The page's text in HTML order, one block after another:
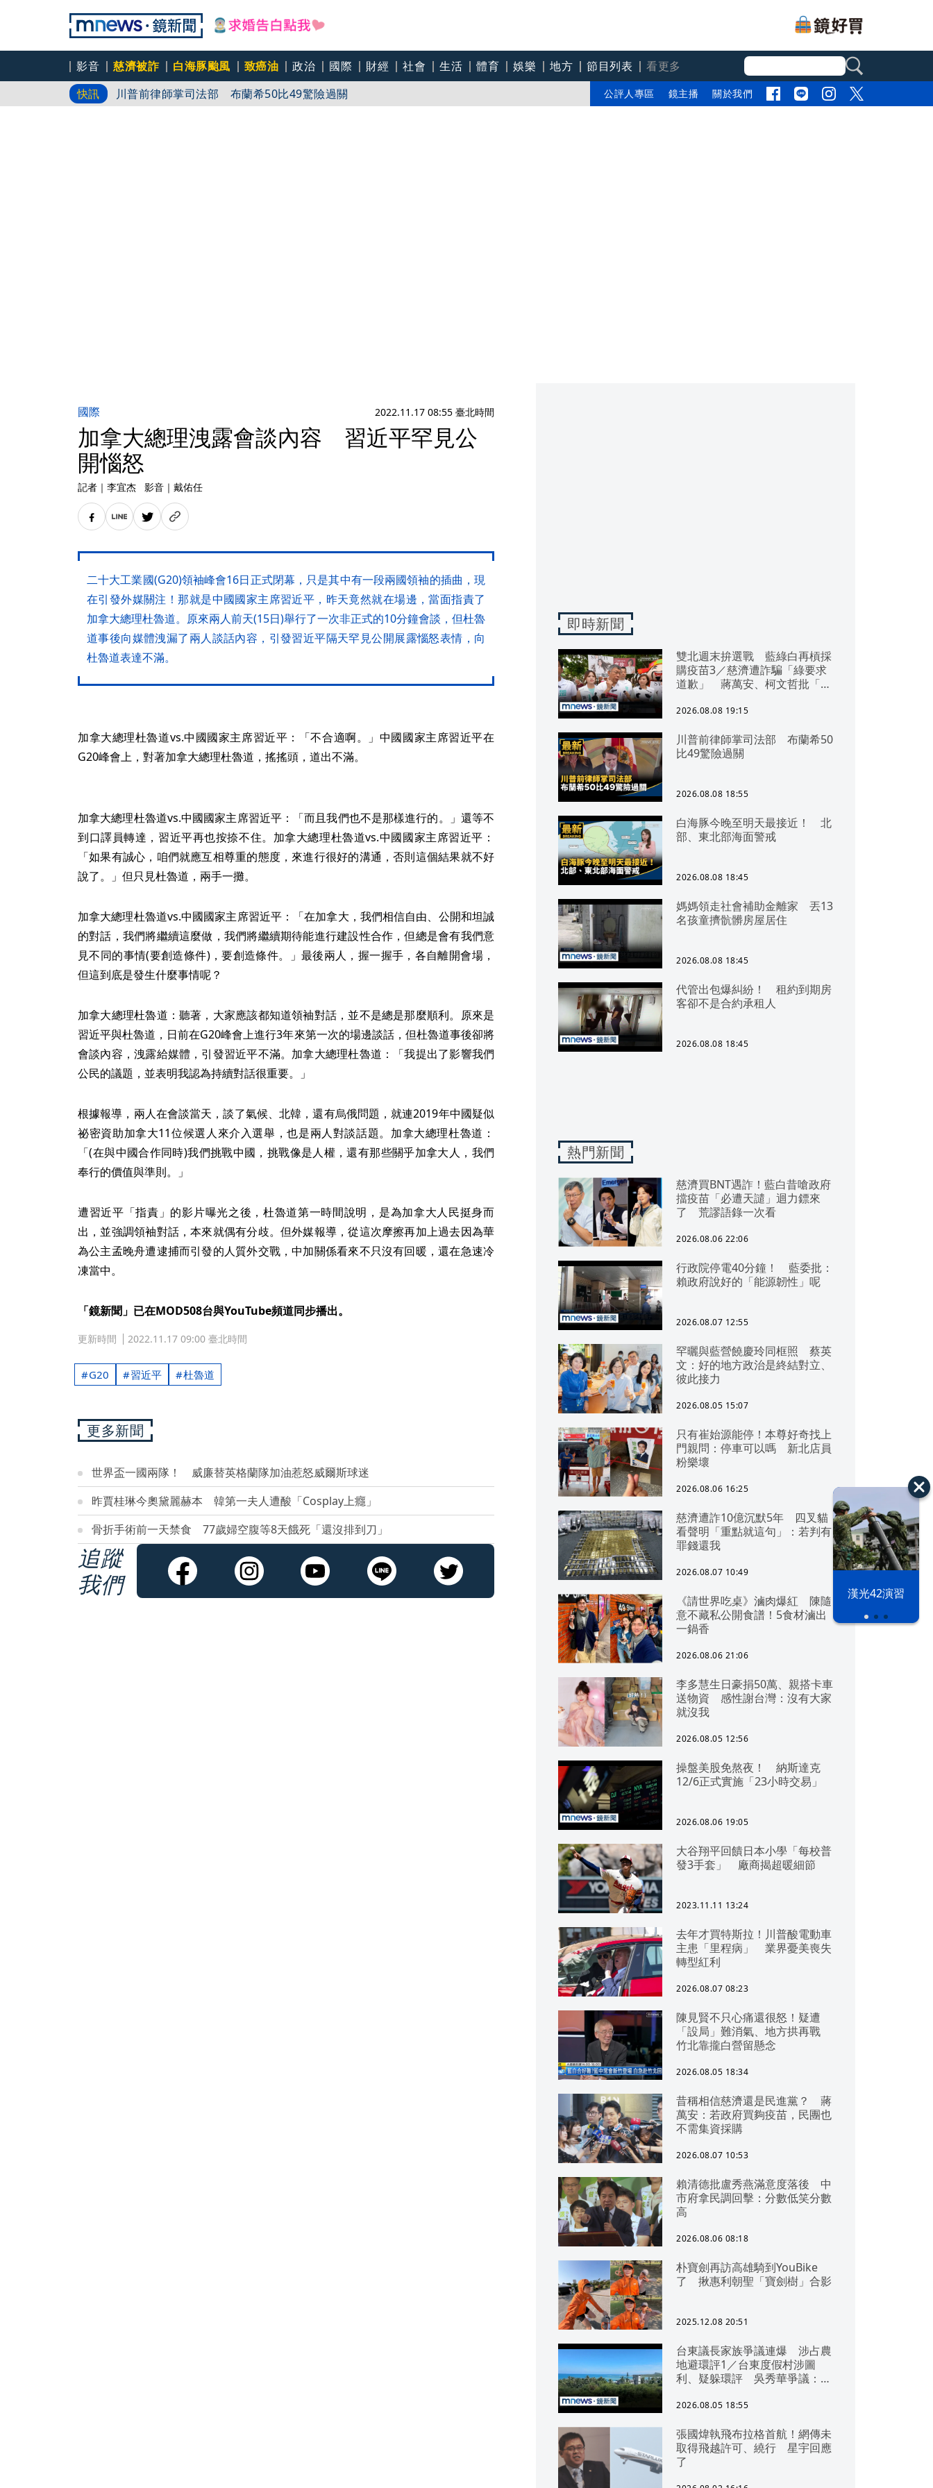
影音 慈濟被詐 白海豚颱風 致癌油 政治 國際 財經 社會 生活 體育 娛樂 地方 節目列表
看更多
快訊
雙北週末拚選戰 藍綠白再槓採購疫苗3／慈濟遭詐騙「綠要求道歉」 蔣萬安、柯文哲批
「擋疫苗」
川普前律師掌司法部 布蘭希50比49驚險過關
公評人專區 鏡主播 關於我們
漢光42演習
國際 2022.11.17 08:55 臺北時間
加拿大總理洩露會談內容 習近平罕見公
開惱怒
記者 ｜ 李宜杰 影音 ｜ 戴佑任
二十大工業國(G20)領袖峰會16日正式閉幕，只是其中有一段兩國領袖的插曲，現
在引發外媒關注！那就是中國國家主席習近平，昨天竟然就在場邊，當面指責了
加拿大總理杜魯道。原來兩人前天(15日)舉行了一次非正式的10分鐘會談，但杜魯
道事後向媒體洩漏了兩人談話內容，引發習近平隔天罕見公開展露惱怒表情，向
杜魯道表達不滿。
加拿大總理杜魯道vs.中國國家主席習近平：「不合適啊。」中國國家主席習近平在
G20峰會上，對著加拿大總理杜魯道，搖搖頭，道出不滿。
加拿大總理杜魯道vs.中國國家主席習近平：「而且我們也不是那樣進行的。」還等不
到口譯員轉達，習近平再也按捺不住。加拿大總理杜魯道vs.中國國家主席習近平：
「如果有誠心，咱們就應互相尊重的態度，來進行很好的溝通，否則這個結果就不好
說了。」但只見杜魯道，兩手一攤。
加拿大總理杜魯道vs.中國國家主席習近平：「在加拿大，我們相信自由、公開和坦誠
的對話，我們將繼續這麼做，我們將繼續期待能進行建設性合作，但總是會有我們意
見不同的事情(要創造條件)，要創造條件。」最後兩人，握一握手，各自離開會場，
但這到底是發生什麼事情呢？
加拿大總理杜魯道：聽著，大家應該都知道領袖對話，並不是總是那麼順利。原來是
習近平與杜魯道，日前在G20峰會上進行3年來第一次的場邊談話，但杜魯道事後卻將
會談內容，洩露給媒體，引發習近平不滿。加拿大總理杜魯道：「我提出了影響我們
公民的議題，並表明我認為持續對話很重要。」
根據報導，兩人在會談當天，談了氣候、北韓，還有烏俄問題，就連2019年中國疑似
祕密資助加拿大11位候選人來介入選舉，也是兩人對談話題。加拿大總理杜魯道：
「(在與中國合作同時)我們挑戰中國，挑戰像是人權，還有那些關乎加拿大人，我們
奉行的價值與準則。」
遭習近平「指責」的影片曝光之後，杜魯道第一時間說明，是為加拿大人民挺身而
出，並強調領袖對話，本來就偶有分歧。但外媒報導，從這次摩擦再加上過去因為華
為公主孟晚舟遭逮捕而引發的人質外交戰，中加關係看來不只沒有回暖，還在急速冷
凍當中。
「鏡新聞」已在MOD508台與YouTube頻道同步播出。
更新時間 2022.11.17 09:00 臺北時間
G20 習近平 杜魯道
更多新聞
世界盃一國兩隊！ 威廉替英格蘭隊加油惹怒威爾斯球迷
昨賈桂琳今奧黛麗赫本 韓第一夫人遭酸「Cosplay上癮」
骨折手術前一天禁食 77歲婦空腹等8天餓死「還沒排到刀」
追蹤
我們
即時新聞
雙北週末拚選戰 藍綠白再槓採
購疫苗3／慈濟遭詐騙「綠要求
道歉」 蔣萬安、柯文哲批「擋
2026.08.08 19:15
川普前律師掌司法部 布蘭希50
比49驚險過關
2026.08.08 18:55
白海豚今晚至明天最接近！ 北
部、東北部海面警戒
2026.08.08 18:45
媽媽領走社會補助金離家 丟13
名孩童擠骯髒房屋居住
2026.08.08 18:45
代管出包爆糾紛！ 租約到期房
客卻不是合約承租人
2026.08.08 18:45
熱門新聞
慈濟買BNT遇詐！藍白昔嗆政府
擋疫苗「必遭天譴」迴力鏢來
了 荒謬語錄一次看
2026.08.06 22:06
行政院停電40分鐘！ 藍委批：
賴政府說好的「能源韌性」呢
2026.08.07 12:55
罕曬與藍營饒慶玲同框照 蔡英
文：好的地方政治是終結對立、
彼此接力
2026.08.05 15:07
只有崔始源能停！本尊好奇找上
門親問：停車可以嗎 新北店員
粉樂壞
2026.08.06 16:25
慈濟遭詐10億沉默5年 四叉貓
看聲明「重點就這句」：若判有
罪錢還我
2026.08.07 10:49
《請世界吃桌》滷肉爆紅 陳隨
意不藏私公開食譜！5食材滷出
一鍋香
2026.08.06 21:06
李多慧生日豪捐50萬、親搭卡車
送物資 感性謝台灣：沒有大家
就沒我
2026.08.05 12:56
操盤美股免熬夜！ 納斯達克
12/6正式實施「23小時交易」
2026.08.06 19:05
大谷翔平回饋日本小學「每校普
發3手套」 廠商揭超暖細節
2023.11.11 13:24
去年才買特斯拉！川普酸電動車
主患「里程病」 業界憂美喪失
轉型紅利
2026.08.07 08:23
陳見賢不只心痛還很怒！疑遭
「設局」難消氣、地方拱再戰
竹北靠攏白營留懸念
2026.08.05 18:34
昔稱相信慈濟還是民進黨？ 蔣
萬安：若政府買夠疫苗，民團也
不需集資採購
2026.08.07 10:53
賴清德批盧秀燕滿意度落後 中
市府拿民調回擊：分數低笑分數
高
2026.08.06 08:18
朴寶劍再訪高雄騎到YouBike
了 揪惠利朝聖「寶劍樹」合影
2025.12.08 20:51
台東議長家族爭議連爆 涉占農
地避環評1／台東度假村涉圖
利、疑躲環評 吳秀華爭議：概
2026.08.05 18:55
張國煒執飛布拉格首航！網傳未
取得飛越許可、繞行 星宇回應
了